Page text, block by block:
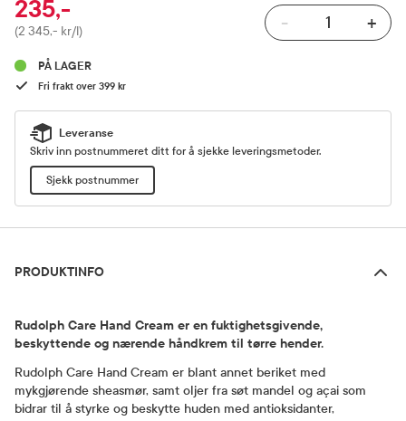
Pris
235,-
(2 345,- kr/l) - +
PÅ LAGER
Fri frakt over 399 kr
Leveranse
Skriv inn postnummeret ditt for å sjekke leveringsmetoder.
Sjekk postnummer
PRODUKTINFO
Rudolph Care Hand Cream er en fuktighetsgivende,
beskyttende og nærende håndkrem til tørre hender.
Rudolph Care Hand Cream er blant annet beriket med
mykgjørende sheasmør, samt oljer fra søt mandel og açai som
bidrar til å styrke og beskytte huden med antioksidanter,